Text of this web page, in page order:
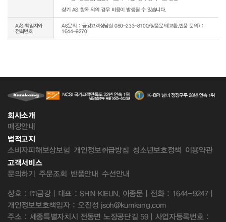
상기 AS 항목 외의 경우 비용이 발생될 수 있습니다.
A/S 책임자와
전화번호
AS문의 : 금강고객상담실 080-233-8100/상품문의(교환,반품 문의) :
1644-9270
회사소개
매장안내
법적고지
소비자피해보상보험 개인정보취급방침 청소년보호정책 이용약관
고객서비스
문의하기 주문조회 반품안내 수선안내
상호 : ㈜금강 | 대표 : SHIN KIEUN, 이종문 | 전화 : 1644-9247 |
개인정보보호책임자 : 오진성 jsoh@kumkang.com
주소 : 세종특별자치시 전동면 노장공단길 59 | 사업자등록번호 :